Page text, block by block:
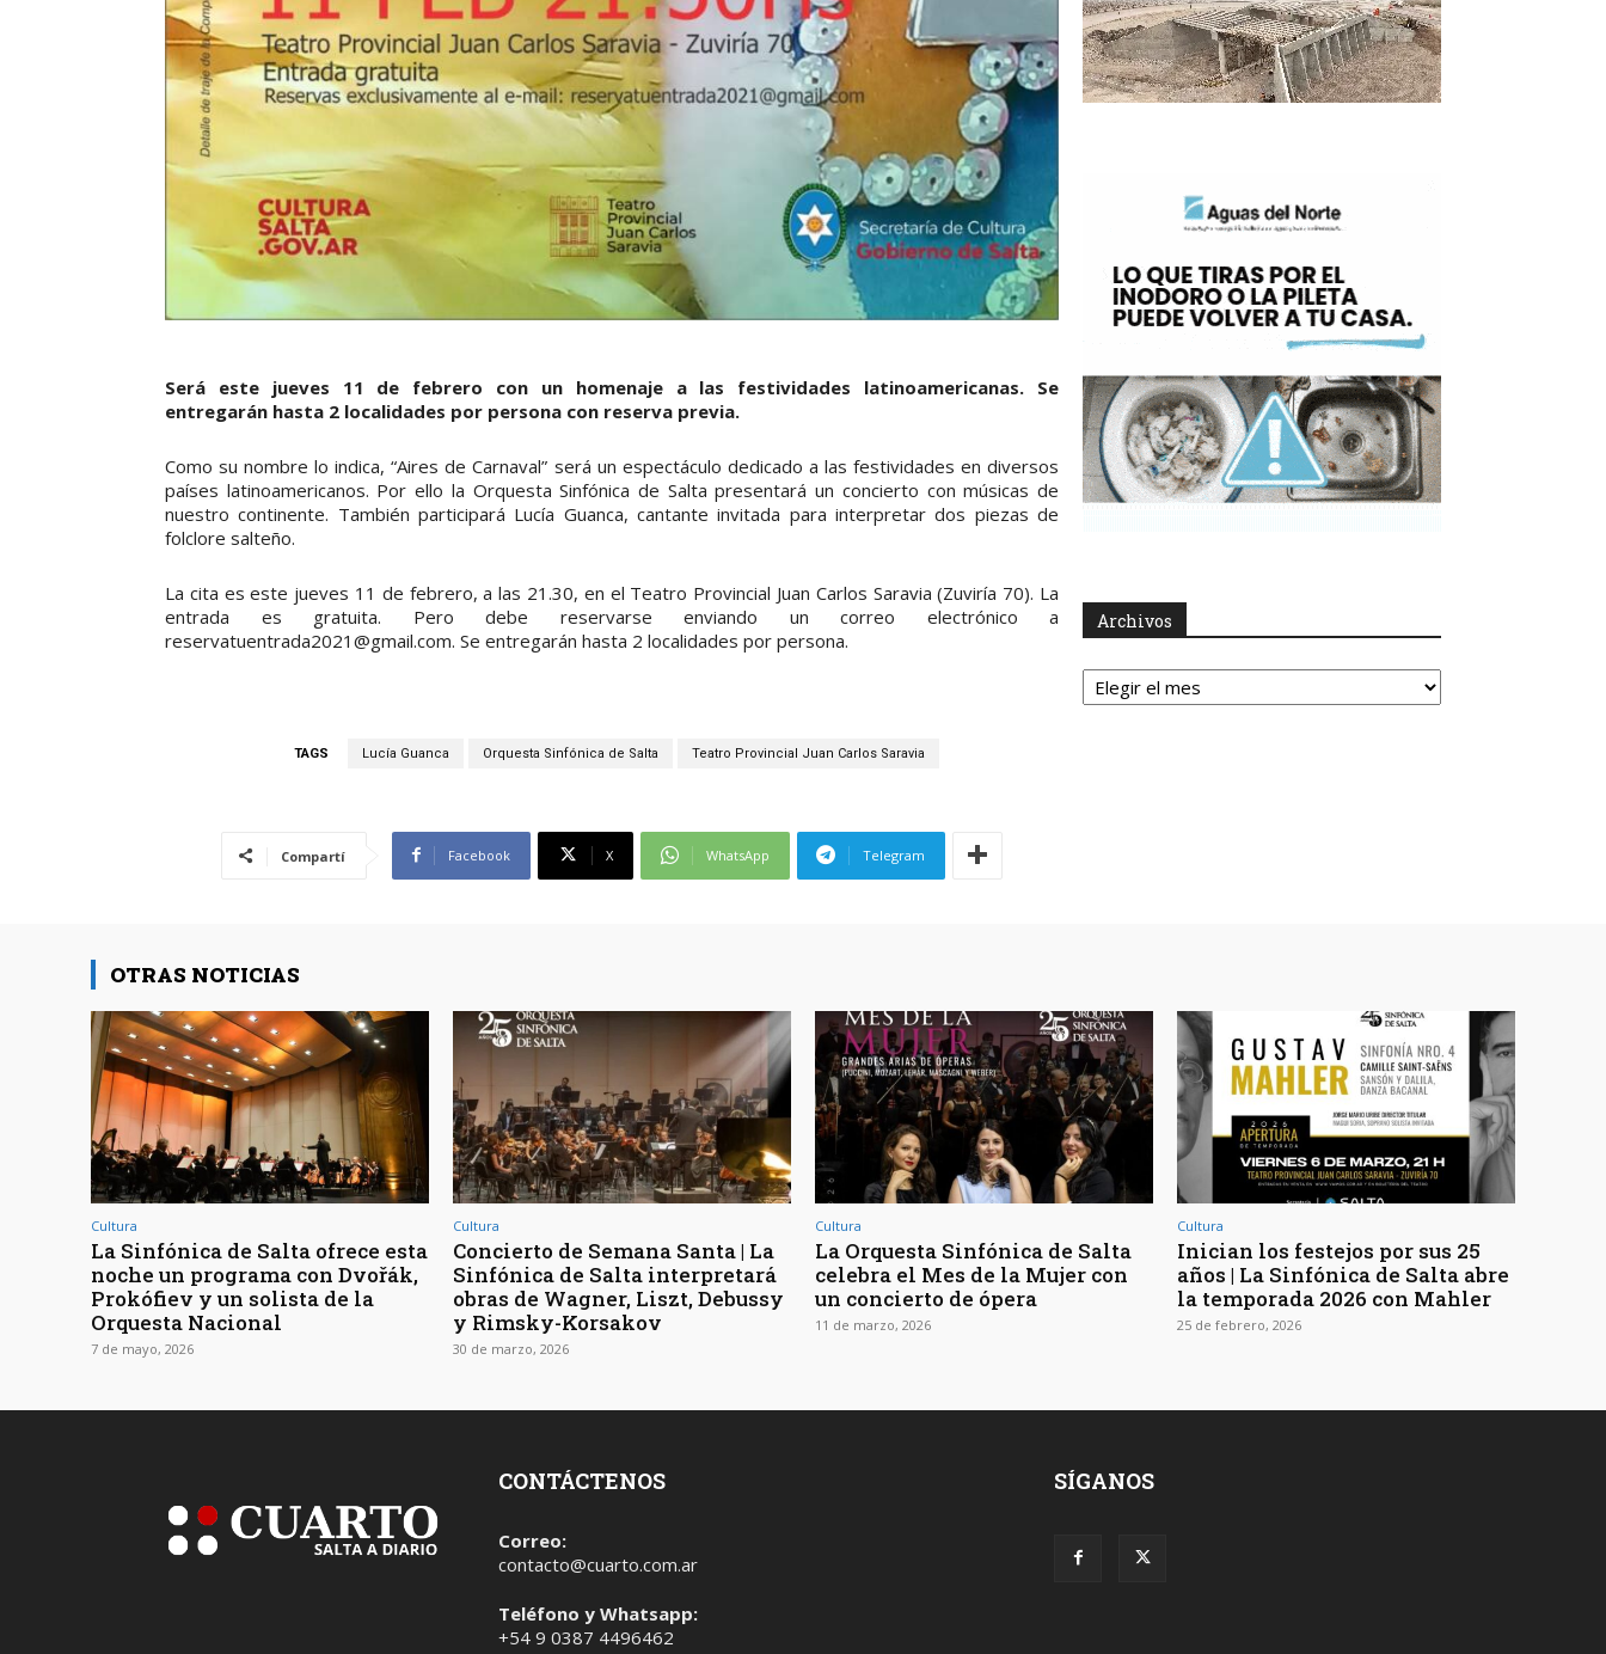
Será este jueves 11 de febrero con un homenaje a las festividades latinoamericanas. Se
entregarán hasta 2 localidades por persona con reserva previa.
Como su nombre lo indica, “Aires de Carnaval” será un espectáculo dedicado a las festividades en diversos
países latinoamericanos. Por ello la Orquesta Sinfónica de Salta presentará un concierto con músicas de
nuestro continente. También participará Lucía Guanca, cantante invitada para interpretar dos piezas de
folclore salteño.
La cita es este jueves 11 de febrero, a las 21.30, en el Teatro Provincial Juan Carlos Saravia (Zuviría 70). La
entrada es gratuita. Pero debe reservarse enviando un correo electrónico a
reservatuentrada2021@gmail.com. Se entregarán hasta 2 localidades por persona.
TAGS Lucía Guanca Orquesta Sinfónica de Salta Teatro Provincial Juan Carlos Saravia
Compartí Facebook X WhatsApp Telegram
Archivos
Archivos
OTRAS NOTICIAS
Cultura
La Sinfónica de Salta ofrece esta
noche un programa con Dvořák,
Prokófiev y un solista de la
Orquesta Nacional
7 de mayo, 2026
Cultura
Concierto de Semana Santa | La
Sinfónica de Salta interpretará
obras de Wagner, Liszt, Debussy
y Rimsky-Korsakov
30 de marzo, 2026
Cultura
La Orquesta Sinfónica de Salta
celebra el Mes de la Mujer con
un concierto de ópera
11 de marzo, 2026
Cultura
Inician los festejos por sus 25
años | La Sinfónica de Salta abre
la temporada 2026 con Mahler
25 de febrero, 2026
CONTÁCTENOS
Correo:
contacto@cuarto.com.ar
Teléfono y Whatsapp:
+54 9 0387 4496462
SÍGANOS